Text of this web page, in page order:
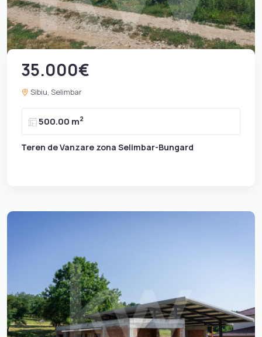
35.000€
Sibiu, Selimbar
500.00 m2
Teren de Vanzare zona Selimbar-Bungard